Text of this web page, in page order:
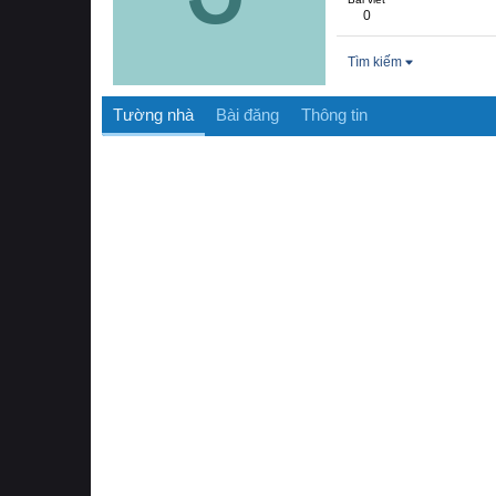
0
Tìm kiếm
Tường nhà Bài đăng Thông tin